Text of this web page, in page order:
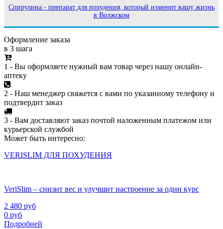
Спирулина - препарат для похудения, который изменит вашу жизнь
в Волжском
Оформление заказа
в 3 шага
1 - Вы оформляете нужный вам товар через нашу онлайн-
аптеку
2 - Наш менеджер свяжется с вами по указанному телефону и
подтвердит заказ
3 - Вам доставляют заказ почтой наложенным платежом или
курьерской службой
Может быть интересно:
VERISLIM ДЛЯ ПОХУДЕНИЯ
VeriSlim – снизит вес и улучшит настроение за один курс
2 480 руб
0 руб
Подробней